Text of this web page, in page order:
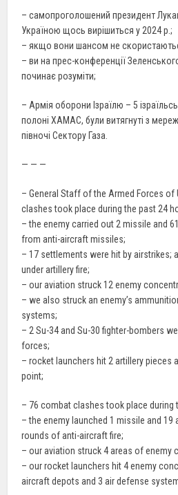
– самопроголошений президент
Україною щось вирішиться у 2024 р.;
– якщо вони шансом не
– ви на прес-конференції
починає розуміти;
– Армія оборони Ізраїлю – 5
полоні ХАМАС, були витягнуті з
півночі Сектору Газа.
— — —
– General Staff of the Armed Forces of
clashes took place during the past 24
– the enemy carried out 2 missile and
from anti-aircraft missiles;
– 17 settlements were hit by airstrikes;
under artillery fire;
– our aviation struck 12 enemy
– we also struck an enemy’s
systems;
– 2 Su-34 and Su-30 fighter-bombers
forces;
– rocket launchers hit 2 artillery pieces
point;
– 76 combat clashes took place during
– the enemy launched 1 missile and 19
rounds of anti-aircraft fire;
– our aviation struck 4 areas of enemy
– our rocket launchers hit 4 enemy
aircraft depots and 3 air defense